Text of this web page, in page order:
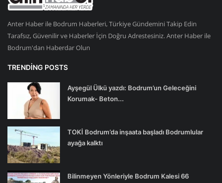
Anter Haber ile Bodrum Haberleri, Türkiye Gündemini Takip Edin
Tarafsız, Güvenilir ve Haberler İçin Doğru Adrestesiniz. Anter Haber ile
Bodrum'dan Haberdar Olun
TRENDING POSTS
Ayşegül Ülkü yazdı: Bodrum’un Geleceğini
Korumak- Beton...
TOKİ Bodrum’da inşaata başladı Bodrumlular
ayağa kalktı
Bilinmeyen Yönleriyle Bodrum Kalesi 66